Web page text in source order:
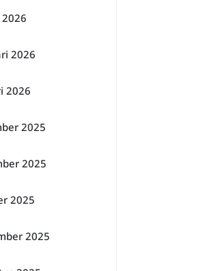
2026
2026
2025
2025
2025
2025